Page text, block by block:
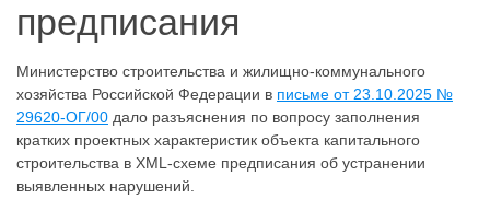
предписания
Министерство строительства и жилищно-коммунального
хозяйства Российской Федерации в письме от 23.10.2025 №
29620-ОГ/00 дало разъяснения по вопросу заполнения
кратких проектных характеристик объекта капитального
строительства в XML-схеме предписания об устранении
выявленных нарушений.